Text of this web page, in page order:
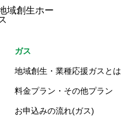
ガス
地域創生・業種応援ガスとは
料金プラン・その他プラン
お申込みの流れ(ガス)